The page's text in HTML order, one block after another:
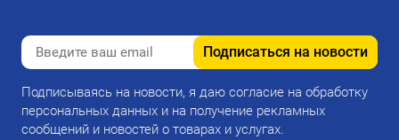
Подписаться на новости
Подписываясь на новости, я даю согласие на обработку
персональных данных и на получение рекламных
сообщений и новостей о товарах и услугах.